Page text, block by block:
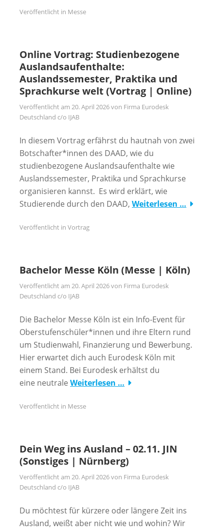
Veröffentlicht in Messe
Online Vortrag: Studienbezogene
Auslandsaufenthalte:
Auslandssemester, Praktika und
Sprachkurse welt (Vortrag | Online)
Veröffentlicht am 20. April 2026von Firma Eurodesk
Deutschland c/o IJAB
In diesem Vortrag erfährst du hautnah von zwei
Botschafter*innen des DAAD, wie du
studienbezogene Auslandsaufenthalte wie
Auslandssemester, Praktika und Sprachkurse
organisieren kannst. Es wird erklärt, wie
Studierende durch den DAAD, Weiterlesen …
Veröffentlicht in Vortrag
Bachelor Messe Köln (Messe | Köln)
Veröffentlicht am 20. April 2026von Firma Eurodesk
Deutschland c/o IJAB
Die Bachelor Messe Köln ist ein Info-Event für
Oberstufenschüler*innen und ihre Eltern rund
um Studienwahl, Finanzierung und Bewerbung.
Hier erwartet dich auch Eurodesk Köln mit
einem Stand. Bei Eurodesk erhältst du
eine neutrale Weiterlesen …
Veröffentlicht in Messe
Dein Weg ins Ausland – 02.11. JIN
(Sonstiges | Nürnberg)
Veröffentlicht am 20. April 2026von Firma Eurodesk
Deutschland c/o IJAB
Du möchtest für kürzere oder längere Zeit ins
Ausland, weißt aber nicht wie und wohin? Wir